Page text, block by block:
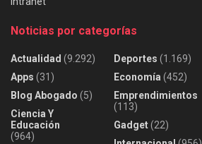
Noticias por categorías
Actualidad (9.292)
Apps (31)
Blog Abogado (5)
Ciencia Y
Educación
(964)
Deportes (1.169)
Economía (452)
Emprendimientos
(113)
Gadget(22)